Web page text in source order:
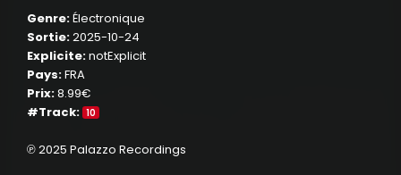
Genre:Électronique
Sortie:2025-10-24
Explicite:notExplicit
Pays:FRA
Prix:8.99€
#Track: 10
℗ 2025 Palazzo Recordings